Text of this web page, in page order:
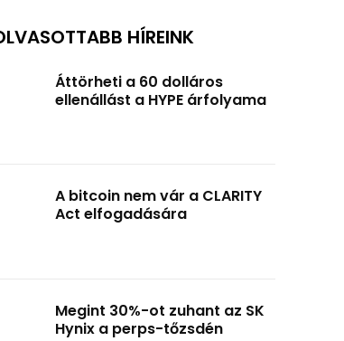
HÍREINK
Áttörheti a 60 dolláros
ellenállást a HYPE árfolyama
A bitcoin nem vár a CLARITY
Act elfogadására
Megint 30%-ot zuhant az SK
Hynix a perps-tőzsdén